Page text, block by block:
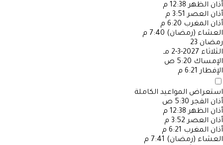
أذان الظهر 12:38 م
أذان العصر 3:51 م
أذان المغرب 6:20 م
العشاء (رمضان) 7:40 م
رمضان 23
الثلاثاء 2027-3-2 مـ
الإمساك 5:20 ص
الإفطار 6:21 م
استعراض المواعيد الكاملة
أذان الفجر 5:30 ص
أذان الظهر 12:38 م
أذان العصر 3:52 م
أذان المغرب 6:21 م
العشاء (رمضان) 7:41 م